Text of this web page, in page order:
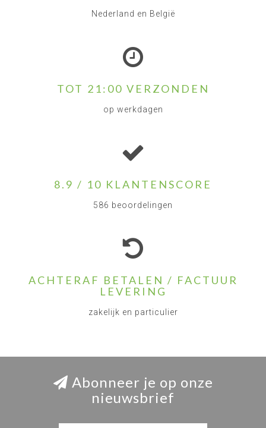
Nederland en België
TOT 21:00 VERZONDEN
op werkdagen
8.9 / 10 KLANTENSCORE
586 beoordelingen
ACHTERAF BETALEN / FACTUUR
LEVERING
zakelijk en particulier
Abonneer je op onze
nieuwsbrief